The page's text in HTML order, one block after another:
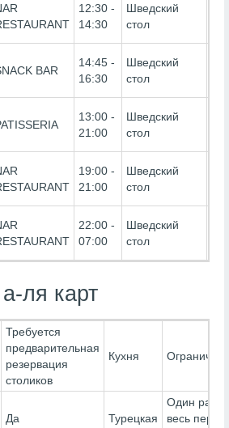
12:30 -
14:30
Шведский
стол
BAR
14:45 -
16:30
Шведский
стол
13:00 -
21:00
Шведский
стол
19:00 -
21:00
Шведский
стол
22:00 -
07:00
Шведский
стол
ля карт
Требуется
предварительная
резервация
столиков
Кухня
Да Турецкая
Один раз
весь